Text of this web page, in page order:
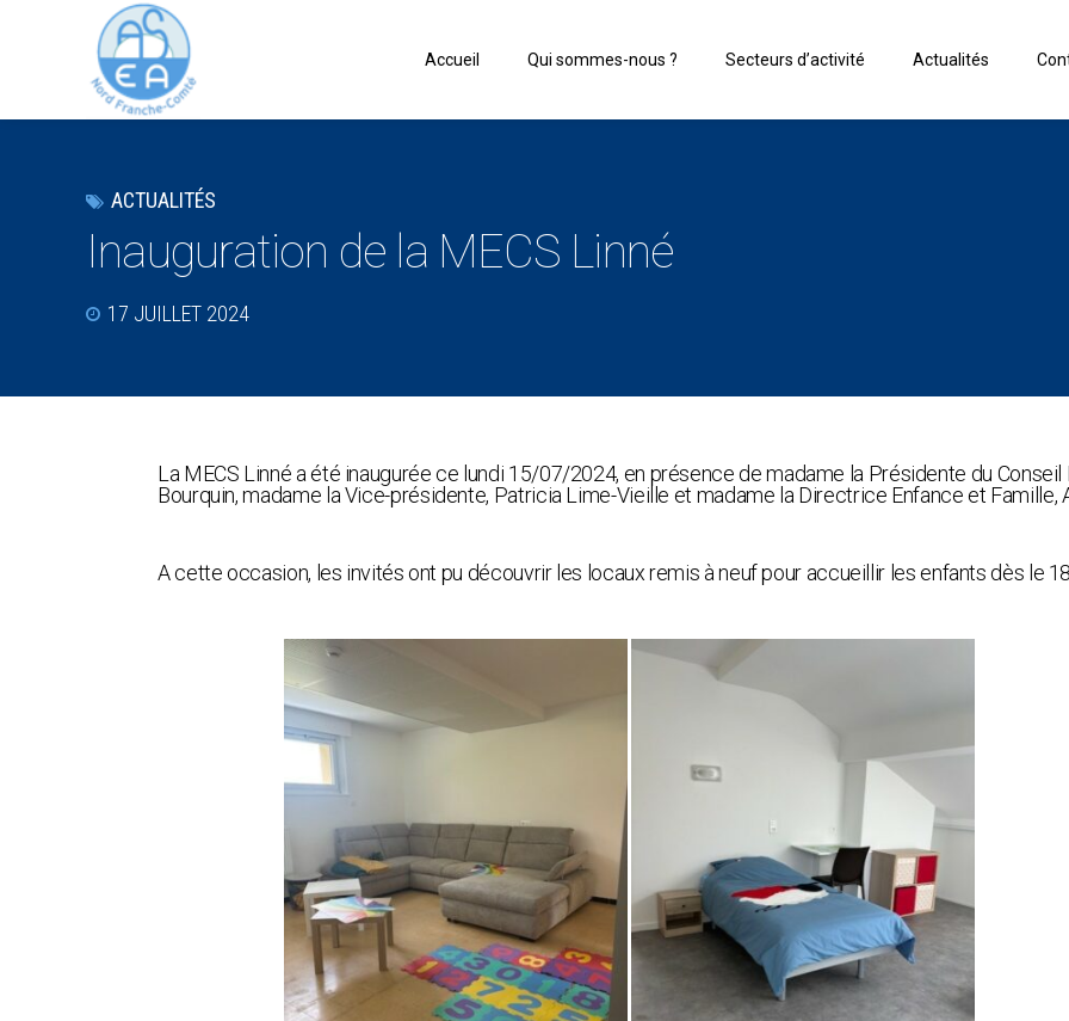
Accueil Qui sommes-nous ? Secteurs d’activité Actualités
ACTUALITÉS
Inauguration de la MECS Linné
17 JUILLET 2024
La MECS Linné a été inaugurée ce lundi 15/07/2024, en présence de madame la Présidente du
Bourquin, madame la Vice-présidente, Patricia Lime-Vieille et madame la Directrice Enfance et Famille,
A cette occasion, les invités ont pu découvrir les locaux remis à neuf pour accueillir les enfants dès le